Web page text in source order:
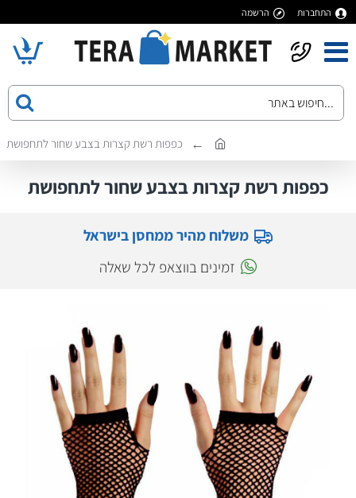
התחברות הרשמה
כפפות רשת קצרות בצבע שחור לתחפושת
כפפות רשת קצרות בצבע שחור לתחפושת
משלוח מהיר ממחסן בישראל
זמינים בווצאפ לכל שאלה